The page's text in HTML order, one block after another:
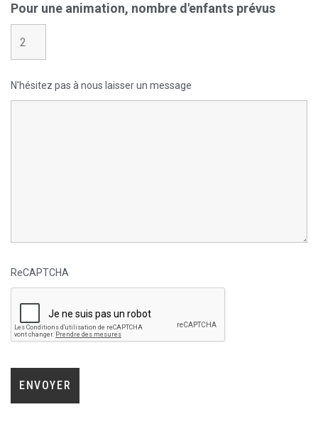
Pour une animation, nombre d'enfants prévus
N'hésitez pas à nous laisser un message
ReCAPTCHA